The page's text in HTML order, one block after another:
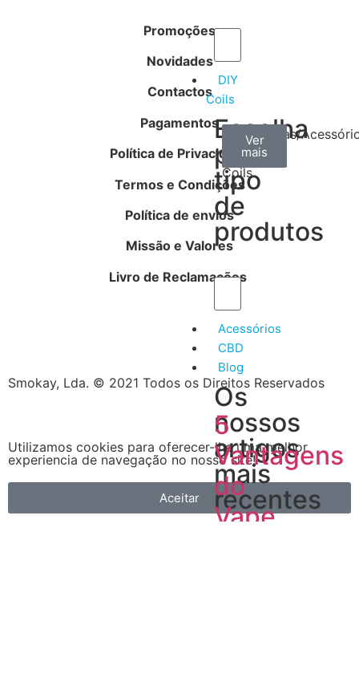
DIY
Coils
Escolha
por
tipo
de
produtos
Arame
Coils
Ver
mais
Algodão
Ver
mais
Ferramentas/
Ver
mais
Acessórios
CBD
Blog
Os
nossos
artigos
mais
recentes
5
Vantagens
do
Vape
Promoções
Novidades
Contactos
Pagamentos
Política de Privacidade
Termos e Condições
Política de envios
Missão e Valores
Livro de Reclamações
Smokay, Lda. © 2021 Todos os Direitos Reservados
Utilizamos cookies para oferecer-lhe uma melhor
experiencia de navegação no nosso site!
Aceitar